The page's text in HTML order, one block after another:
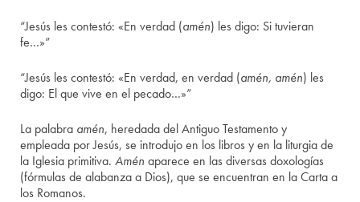
“Jesús les contestó: «En verdad (amén) les digo: Si tuvieran
fe…»”
“Jesús les contestó: «En verdad, en verdad (amén, amén) les
digo: El que vive en el pecado…»”
La palabra amén, heredada del Antiguo Testamento y
empleada por Jesús, se introdujo en los libros y en la liturgia de
la Iglesia primitiva.Amén aparece en las diversas doxologías
(fórmulas de alabanza a Dios), que se encuentran en la Carta a
los Romanos.